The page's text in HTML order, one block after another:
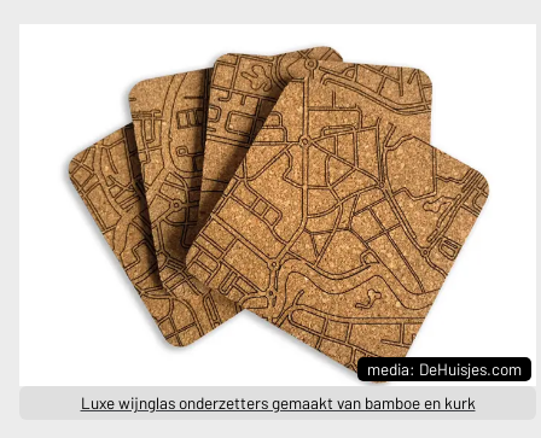
media: DeHuisjes.com
Luxe wijnglas onderzetters gemaakt van bamboe en kurk